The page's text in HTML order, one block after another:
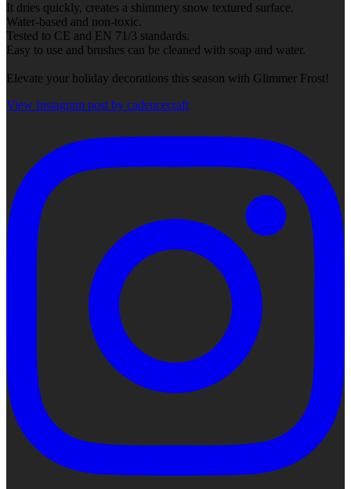
It dries quickly, creates a shimmery snow textured surface.
Water-based and non-toxic.
Tested to CE and EN 71/3 standards.
Easy to use and brushes can be cleaned with soap and water.
Elevate your holiday decorations this season with Glimmer Frost!
View Instagram post by cadencecraft